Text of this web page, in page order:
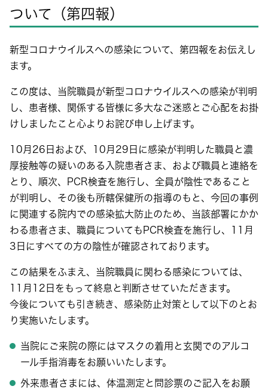
ついて（第四報）
新型コロナウイルスへの感染について、第四報をお伝えし
ます。
この度は、当院職員が新型コロナウイルスへの感染が判明
し、患者様、関係する皆様に多大なご迷惑とご心配をお掛
けしましたこと心よりお詫び申し上げます。
10月26日および、10月29日に感染が判明した職員と濃
厚接触等の疑いのある入院患者さま、および職員と連絡を
とり、順次、PCR検査を施行し、全員が陰性であること
が判明し、その後も所轄保健所の指導のもと、今回の事例
に関連する院内での感染拡大防止のため、当該部署にかか
わる患者さま、職員についてもPCR検査を施行し、11月
3日にすべての方の陰性が確認されております。
この結果をふまえ、当院職員に関わる感染については、
11月12日をもって終息と判断させていただきます。
今後についても引き続き、感染防止対策として以下のとお
り実施いたします。
当院にご来院の際にはマスクの着用と玄関でのアルコ
ール手指消毒をお願いいたします。
外来患者さまには、体温測定と問診票のご記入をお願